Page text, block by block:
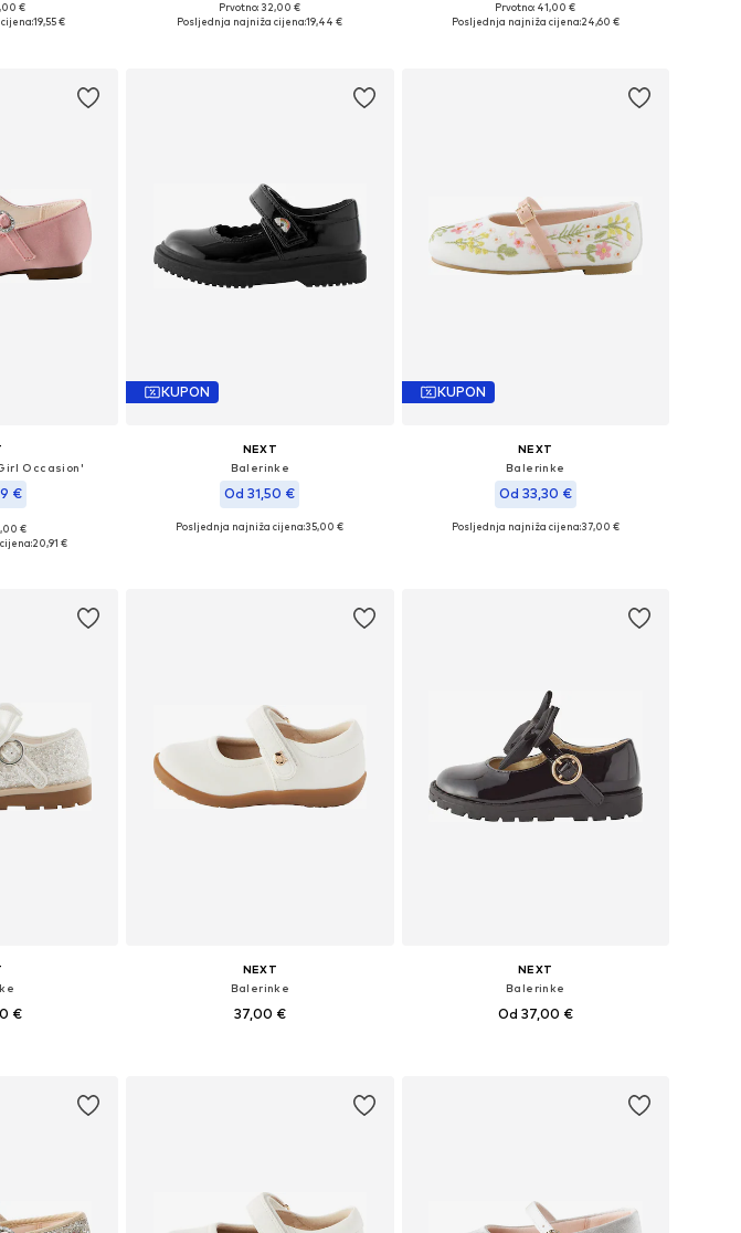
veličina
€
19,55 €
Prvotno: 32,00 €
Posljednja najniža cijena:19,44 €
Dostupne veličine: 19, 20,5, 21,5, 25,5
Prvotno: 41,00 €
Posljednja najniža cijena:24,60 €
Occasion'
€
veličina
€
20,91 €
KUPON
NEXT
Balerinke
Od 31,50 €
Dostupno u više veličina
Posljednja najniža cijena:35,00 €
KUPON
NEXT
Balerinke
Od 33,30 €
Dostupno u više veličina
Posljednja najniža cijena:37,00 €
€
NEXT
Balerinke
37,00 €
NEXT
Balerinke
Od 37,00 €